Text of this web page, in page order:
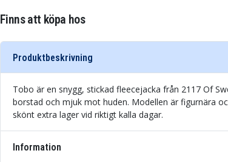
Finns att köpa hos
Produktbeskrivning
Tobo är en snygg, stickad fleecejacka från 2117 Of
borstad och mjuk mot huden. Modellen är figurnära
skönt extra lager vid riktigt kalla dagar.
Information